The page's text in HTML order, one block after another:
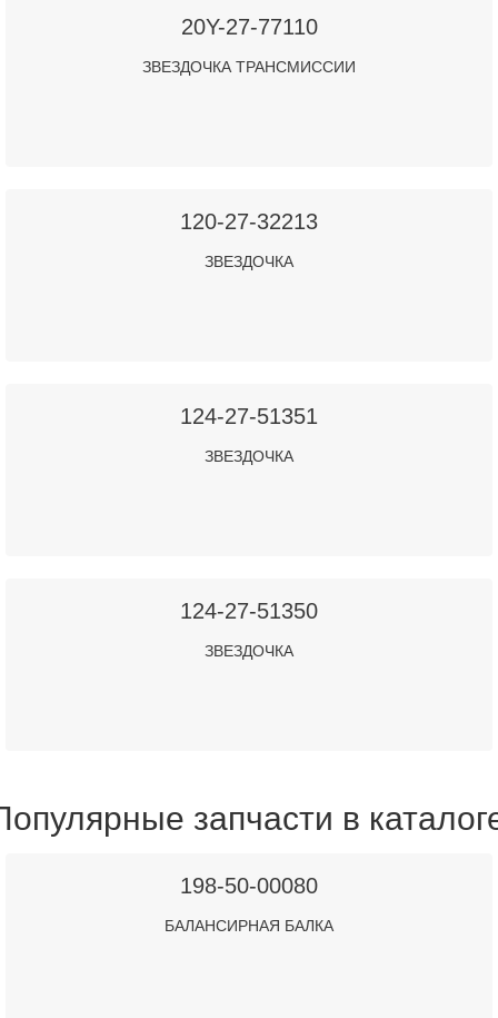
20Y-27-77110
ЗВЕЗДОЧКА ТРАНСМИССИИ
120-27-32213
ЗВЕЗДОЧКА
124-27-51351
ЗВЕЗДОЧКА
124-27-51350
ЗВЕЗДОЧКА
запчасти в
198-50-00080
БАЛАНСИРНАЯ БАЛКА